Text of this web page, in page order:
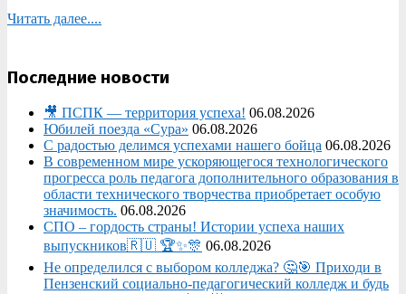
Читать далее....
Последние новости
🎥 ПСПК — территория успеха! 06.08.2026
Юбилей поезда «Сура» 06.08.2026
С радостью делимся успехами нашего бойца 06.08.2026
В современном мире ускоряющегося технологического
прогресса роль педагога дополнительного образования в
области технического творчества приобретает особую
значимость. 06.08.2026
СПО – гордость страны! Истории успеха наших
выпускников🇷🇺 🏆✨🎊 06.08.2026
Не определился с выбором колледжа? 🤔🎯 Приходи в
Пензенский социально-педагогический колледж и будь